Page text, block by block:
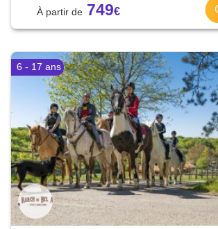
749
6 - 17 ans